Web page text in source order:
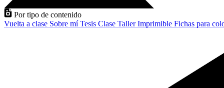
Por tipo de contenido
Vuelta a clase Sobre míTesis Clase TallerImprimible Fichas para